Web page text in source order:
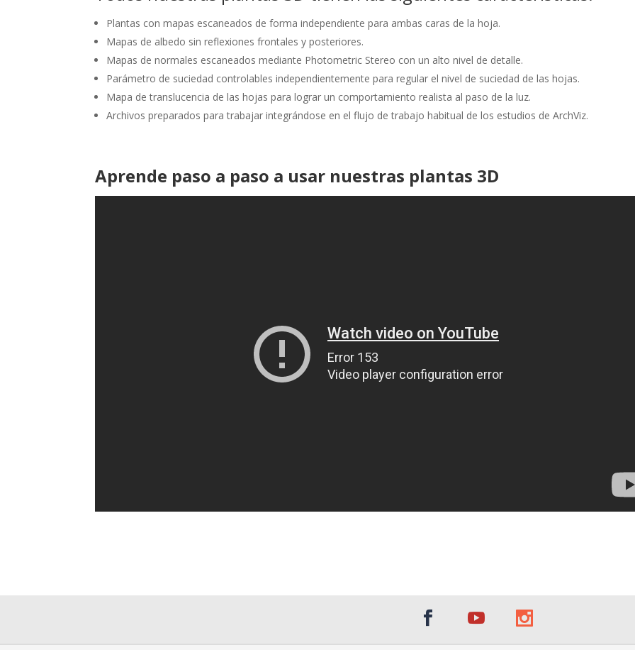
Plantas con mapas escaneados de forma independiente para ambas caras de la hoja.
Mapas de albedo sin reflexiones frontales y posteriores.
Mapas de normales escaneados mediante Photometric Stereo con un alto nivel de detalle.
Parámetro de suciedad controlables independientemente para regular el nivel de suciedad de las hojas.
Mapa de translucencia de las hojas para lograr un comportamiento realista al paso de la luz.
Archivos preparados para trabajar integrándose en el flujo de trabajo habitual de los estudios de ArchViz.
Aprende paso a paso a usar nuestras plantas 3D